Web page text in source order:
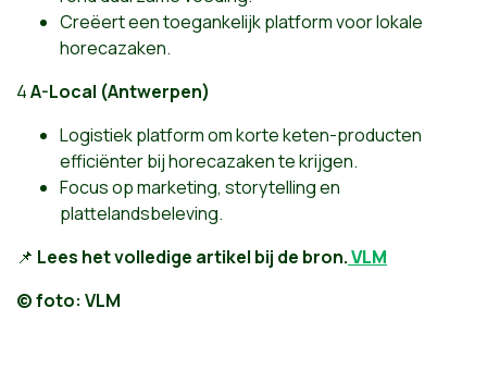
Creëert een toegankelijk platform voor lokale
horecazaken.
4️A-Local (Antwerpen)
Logistiek platform om korte keten-producten
efficiënter bij horecazaken te krijgen.
Focus op marketing, storytelling en
plattelandsbeleving.
📌 Lees het volledige artikel bij de bron.VLM
© foto: VLM